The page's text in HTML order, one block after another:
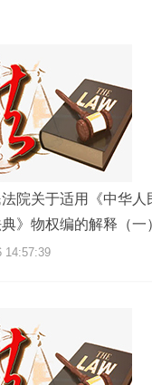
院关于适用《中华人
》物权编的解释（一
14:57:39